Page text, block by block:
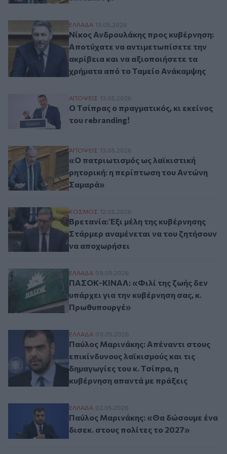
Νίκος Ανδρουλάκης προς κυβέρνηση:
ΕΛΛAΔΑ 13.05.2026
Νίκος Ανδρουλάκης προς κυβέρνηση:
Αποτύχατε να αντιμετωπίσετε την
ακρίβεια και να αξιοποιήσετε τα
χρήματα από το Ταμείο Ανάκαμψης
Ο Τσίπρας ο πραγματικός, κι εκείνος του
ΑΠΟΨΕΙΣ 13.05.2026
Ο Τσίπρας ο πραγματικός, κι εκείνος
του rebranding!
«Ο πατριωτισμός ως λαϊκιστική
ΑΠΟΨΕΙΣ 13.05.2026
«Ο πατριωτισμός ως λαϊκιστική
ρητορική: η περίπτωση του Αντώνη
Σαμαρά»
Βρετανία: Έξι μέλη της κυβέρνησης
ΚΟΣΜΟΣ 12.05.2026
Βρετανία: Έξι μέλη της κυβέρνησης
Στάρμερ αναμένεται να του ζητήσουν
να αποχωρήσει
ΠΑΣΟΚ-ΚΙΝΑΛ: «Φιλί της ζωής δεν
ΕΛΛAΔΑ 09.05.2026
ΠΑΣΟΚ-ΚΙΝΑΛ: «Φιλί της ζωής δεν
υπάρχει για την κυβέρνηση σας, κ.
Πρωθυπουργέ»
Παύλος Μαρινάκης: Απέναντι στους
ΕΛΛAΔΑ 09.05.2026
Παύλος Μαρινάκης: Απέναντι στους
επικίνδυνους λαϊκισμούς και τις
δημαγωγίες του κ. Τσίπρα, η
κυβέρνηση απαντά με πράξεις
Παύλος Μαρινάκης: «Θα δώσουμε ένα
ΕΛΛAΔΑ 02.05.2026
Παύλος Μαρινάκης: «Θα δώσουμε ένα
δισεκ. στους πολίτες το 2027»